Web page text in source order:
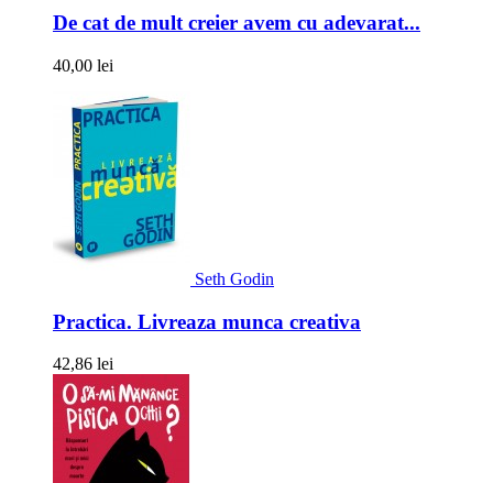
De cat de mult creier avem cu adevarat...
40,00 lei
Seth Godin
Practica. Livreaza munca creativa
42,86 lei